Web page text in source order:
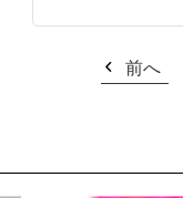
前へ